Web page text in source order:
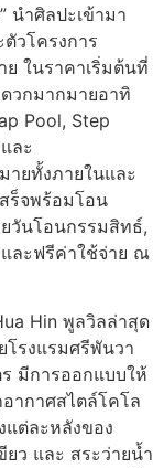
นำศิลปะเข้ามา
วโครงการ
ในราคาเริ่มต้นที่
วกมากมายอาทิ
Pool, Step
ละ
ายทั้งภายในและ
ร็จพร้อมโอน
วันโอนกรรมสิทธ์,
ละฟรีค่าใช้จ่าย ณ
Hin พูลวิลล่าสุด
รงแรมศรีพันวา
มีการออกแบบให้
ากาศสไตล์โคโล
แต่ละหลังของ
ว และ สระว่ายน้ำ